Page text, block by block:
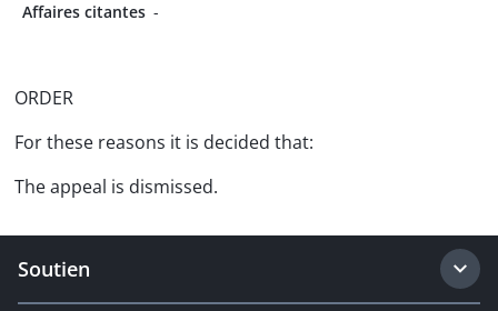
Affaires citantes -
ORDER
For these reasons it is decided that:
The appeal is dismissed.
Soutien